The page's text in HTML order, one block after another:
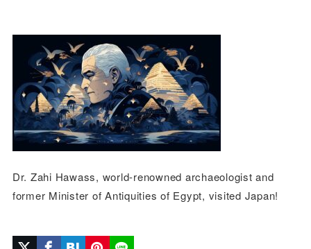
Dr. Zahi Hawass, world-renowned archaeologist and
former Minister of Antiquities of Egypt, visited Japan!